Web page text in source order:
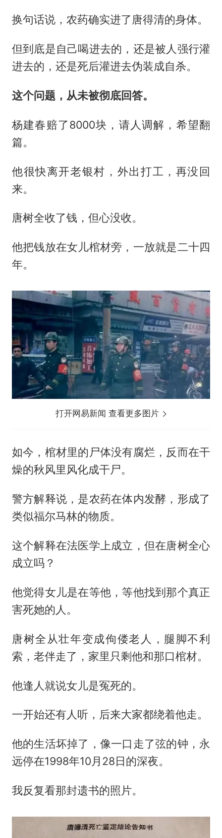
换句话说，农药确实进了唐得清的身体。
但到底是自己喝进去的，还是被人强行灌
进去的，还是死后灌进去伪装成自杀。
这个问题，从未被彻底回答。
杨建春赔了8000块，请人调解，希望翻
篇。
他很快离开老银村，外出打工，再没回
来。
唐树全收了钱，但心没收。
他把钱放在女儿棺材旁，一放就是二十四
年。
打开网易新闻 查看更多图片
如今，棺材里的尸体没有腐烂，反而在干
燥的秋风里风化成干尸。
警方解释说，是农药在体内发酵，形成了
类似福尔马林的物质。
这个解释在法医学上成立，但在唐树全心
成立吗？
他觉得女儿是在等他，等他找到那个真正
害死她的人。
唐树全从壮年变成佝偻老人，腿脚不利
索，老伴走了，家里只剩他和那口棺材。
他逢人就说女儿是冤死的。
一开始还有人听，后来大家都绕着他走。
他的生活坏掉了，像一口走了弦的钟，永
远停在1998年10月28日的深夜。
我反复看那封遗书的照片。